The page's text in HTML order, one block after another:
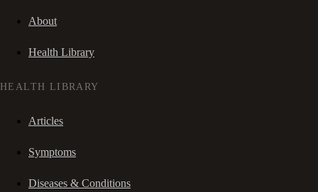
About
Health Library
HEALTH LIBRARY
Articles
Symptoms
Diseases & Conditions